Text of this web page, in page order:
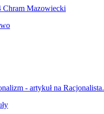
Chram Mazowiecki
- artykuł na